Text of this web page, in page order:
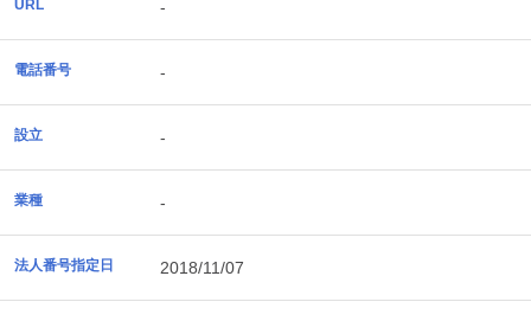
URL -
電話番号 -
設立 -
業種 -
法人番号指定日 2018/11/07